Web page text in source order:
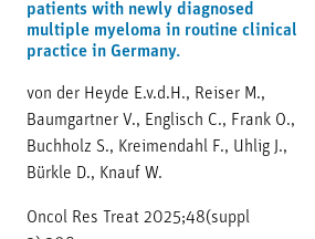
patients with newly diagnosed
multiple myeloma in routine clinical
practice in Germany.
von der Heyde E.v.d.H., Reiser M.,
Baumgartner V., Englisch C., Frank O.,
Buchholz S., Kreimendahl F., Uhlig J.,
Bürkle D., Knauf W.
Oncol Res Treat 2025;48(suppl